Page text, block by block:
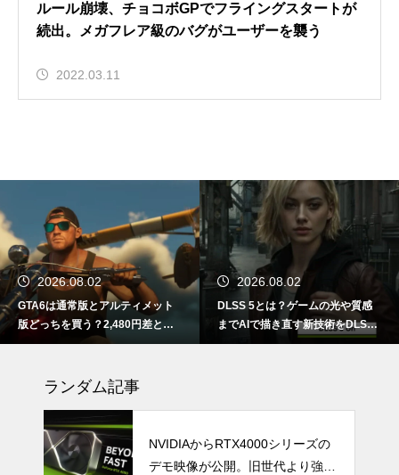
ルール崩壊、チョコボGPでフライングスタートが
続出。メガフレア級のバグがユーザーを襲う
2022.03.11
2026.08.02
GTA6は通常版とアルティメット
版どっちを買う？2,480円差と予
約特典の違い
2026.08.02
DLSS 5とは？ゲームの光や質感
までAIで描き直す新技術をDLSS
4.5と比較
ランダム記事
NVIDIAからRTX4000シリーズの
デモ映像が公開。旧世代より強力